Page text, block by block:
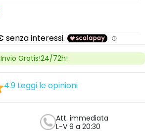
Invio Gratis!24/72h!
4.9 Leggi le opinioni
Att. immediata
L-V 9 a 20:30